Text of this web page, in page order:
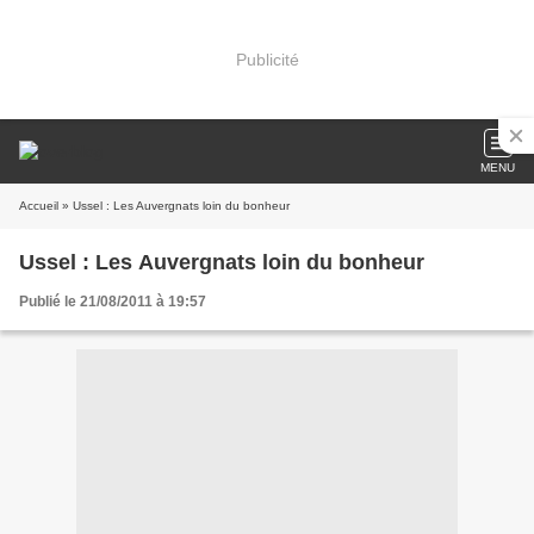
Publicité
MENU
Accueil » Ussel : Les Auvergnats loin du bonheur
Ussel : Les Auvergnats loin du bonheur
Publié le 21/08/2011 à 19:57